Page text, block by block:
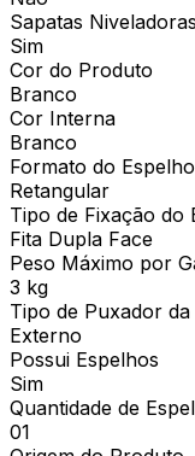
Sapatas Niveladoras
Sim
Cor do Produto
Branco
Cor Interna
Branco
Formato do Espelho
Retangular
Tipo de Fixação do
Fita Dupla Face
Peso Máximo por
3 kg
Tipo de Puxador da
Externo
Possui Espelhos
Sim
Quantidade de
01